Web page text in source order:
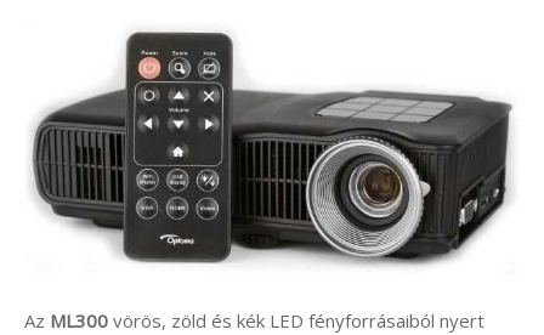
Az ML300 vörös, zöld és kék LED fényforrásaiból nyert